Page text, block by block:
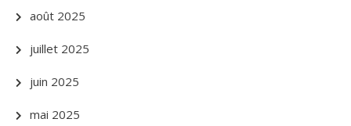
août 2025
juillet 2025
juin 2025
mai 2025